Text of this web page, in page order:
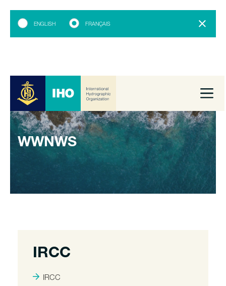
ENGLISH FRANÇAIS
WWNWS
IRCC
IRCC